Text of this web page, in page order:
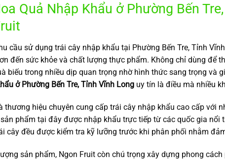
Quả Nhập Khẩu ở Phường Bến
cầu sử dụng trái cây nhập khẩu tại Phường Bến Tre, Tỉnh
đến sức khỏe và chất lượng thực phẩm. Không chỉ dùng để
biếu trong nhiều dịp quan trọng nhờ hình thức sang trọng và
ở Phường Bến Tre, Tỉnh Vĩnh Longuy tín là điều mà nhiều
thương hiệu chuyên cung cấp trái cây nhập khẩu cao cấp với
phẩm tại đây được nhập khẩu trực tiếp từ các quốc gia nổi
cây đều được kiểm tra kỹ lưỡng trước khi phân phối nhằm
sản phẩm, Ngon Fruit còn chú trọng xây dựng phong